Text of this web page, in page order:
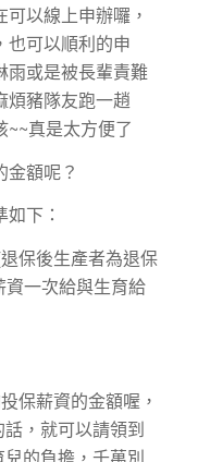
以線上申辦囉，
也可以順利的申
雨或是被長輩責難
煩豬隊友跑一趙
~~真是太方便了
額呢？
下：
保後生產者為退保
一次給與生育給
保薪資的金額喔，
，就可以請領到